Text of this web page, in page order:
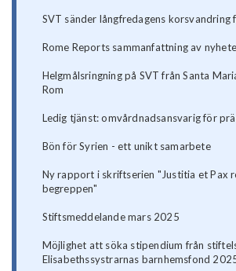
SVT sänder långfredagens korsvandring
Rome Reports sammanfattning av
Helgmålsringning på SVT från Santa
Rom
Ledig tjänst: omvårdnadsansvarig för
Bön för Syrien - ett unikt samarbete
Ny rapport i skriftserien "Justitia et Pax
begreppen"
Stiftsmeddelande mars 2025
Möjlighet att söka stipendium från
Elisabethssystrarnas barnhemsfond